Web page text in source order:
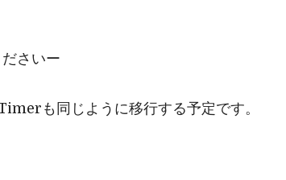
さいー
も同じように移行する予定です。